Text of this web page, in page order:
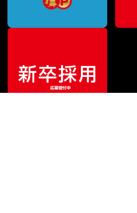
販売価格¥7,700（税込）